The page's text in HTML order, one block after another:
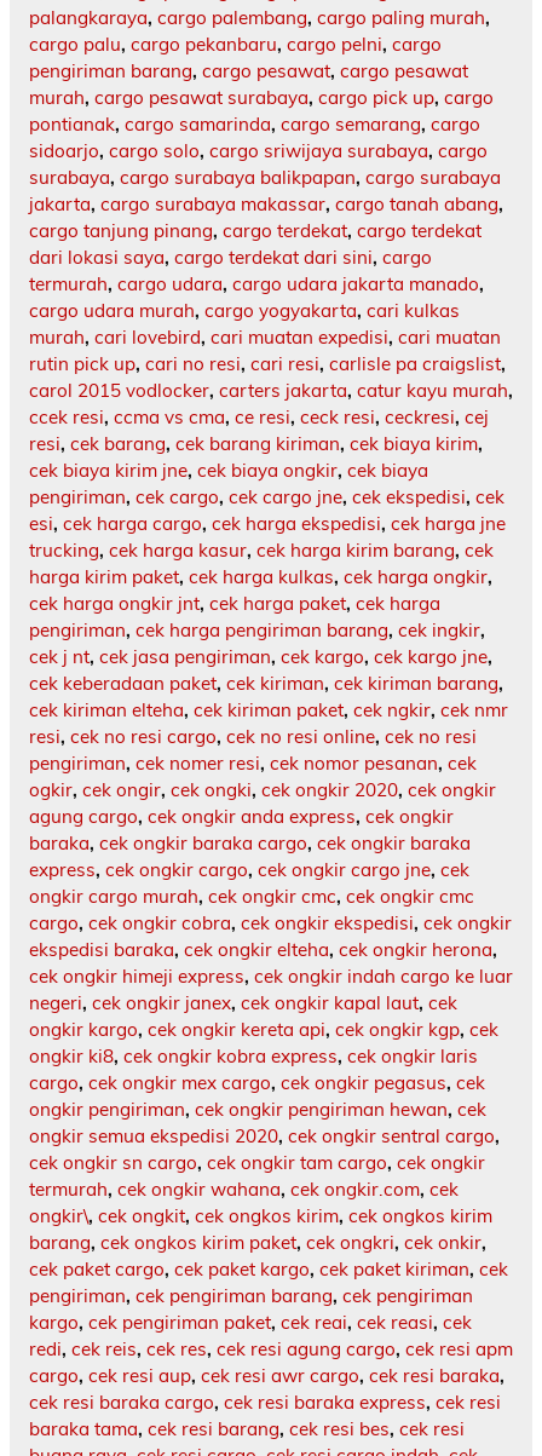
palangkaraya, cargo palembang, cargo paling murah,
cargo palu, cargo pekanbaru, cargo pelni, cargo
pengiriman barang, cargo pesawat, cargo pesawat
murah, cargo pesawat surabaya, cargo pick up, cargo
pontianak, cargo samarinda, cargo semarang, cargo
sidoarjo, cargo solo, cargo sriwijaya surabaya, cargo
surabaya, cargo surabaya balikpapan, cargo surabaya
jakarta, cargo surabaya makassar, cargo tanah abang,
cargo tanjung pinang, cargo terdekat, cargo terdekat
dari lokasi saya, cargo terdekat dari sini, cargo
termurah, cargo udara, cargo udara jakarta manado,
cargo udara murah, cargo yogyakarta, cari kulkas
murah, cari lovebird, cari muatan expedisi, cari muatan
rutin pick up, cari no resi, cari resi, carlisle pa craigslist,
carol 2015 vodlocker, carters jakarta, catur kayu murah,
ccek resi, ccma vs cma, ce resi, ceck resi, ceckresi, cej
resi, cek barang, cek barang kiriman, cek biaya kirim,
cek biaya kirim jne, cek biaya ongkir, cek biaya
pengiriman, cek cargo, cek cargo jne, cek ekspedisi, cek
esi, cek harga cargo, cek harga ekspedisi, cek harga jne
trucking, cek harga kasur, cek harga kirim barang, cek
harga kirim paket, cek harga kulkas, cek harga ongkir,
cek harga ongkir jnt, cek harga paket, cek harga
pengiriman, cek harga pengiriman barang, cek ingkir,
cek j nt, cek jasa pengiriman, cek kargo, cek kargo jne,
cek keberadaan paket, cek kiriman, cek kiriman barang,
cek kiriman elteha, cek kiriman paket, cek ngkir, cek nmr
resi, cek no resi cargo, cek no resi online, cek no resi
pengiriman, cek nomer resi, cek nomor pesanan, cek
ogkir, cek ongir, cek ongki, cek ongkir 2020, cek ongkir
agung cargo, cek ongkir anda express, cek ongkir
baraka, cek ongkir baraka cargo, cek ongkir baraka
express, cek ongkir cargo, cek ongkir cargo jne, cek
ongkir cargo murah, cek ongkir cmc, cek ongkir cmc
cargo, cek ongkir cobra, cek ongkir ekspedisi, cek ongkir
ekspedisi baraka, cek ongkir elteha, cek ongkir herona,
cek ongkir himeji express, cek ongkir indah cargo ke luar
negeri, cek ongkir janex, cek ongkir kapal laut, cek
ongkir kargo, cek ongkir kereta api, cek ongkir kgp, cek
ongkir ki8, cek ongkir kobra express, cek ongkir laris
cargo, cek ongkir mex cargo, cek ongkir pegasus, cek
ongkir pengiriman, cek ongkir pengiriman hewan, cek
ongkir semua ekspedisi 2020, cek ongkir sentral cargo,
cek ongkir sn cargo, cek ongkir tam cargo, cek ongkir
termurah, cek ongkir wahana, cek ongkir.com, cek
ongkir\, cek ongkit, cek ongkos kirim, cek ongkos kirim
barang, cek ongkos kirim paket, cek ongkri, cek onkir,
cek paket cargo, cek paket kargo, cek paket kiriman, cek
pengiriman, cek pengiriman barang, cek pengiriman
kargo, cek pengiriman paket, cek reai, cek reasi, cek
redi, cek reis, cek res, cek resi agung cargo, cek resi apm
cargo, cek resi aup, cek resi awr cargo, cek resi baraka,
cek resi baraka cargo, cek resi baraka express, cek resi
baraka tama, cek resi barang, cek resi bes, cek resi